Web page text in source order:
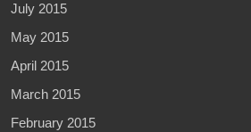
July 2015
May 2015
April 2015
March 2015
February 2015